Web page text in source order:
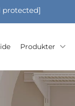
protected]
Produkter